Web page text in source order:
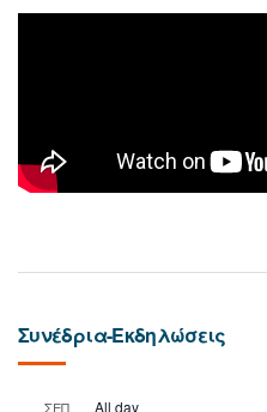
Συνέδρια-Εκδηλώσεις
ΣΕΠ All day